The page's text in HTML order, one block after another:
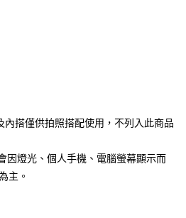
搭僅供拍照搭配使用，不列入此商品
因燈光、個人手機、電腦螢幕顯示而
主。